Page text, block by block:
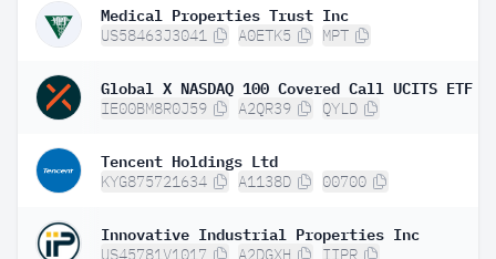
Medical Properties Trust Inc
US58463J3041 A0ETK5 MPT
Global X NASDAQ 100 Covered Call UCITS ETF
IE00BM8R0J59 A2QR39 QYLD
Tencent Holdings Ltd
KYG875721634 A1138D 00700
Innovative Industrial Properties Inc
US45781V1017 A2DGXH IIPR